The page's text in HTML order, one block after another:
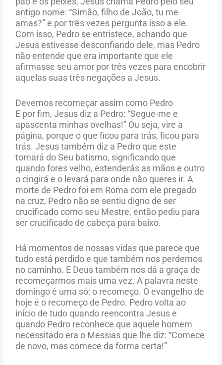
antigo nome: “Simão, filho de João, tu me
amas?” e por três vezes pergunta isso a ele.
Com isso, Pedro se entristece, achando que
Jesus estivesse desconfiando dele, mas Pedro
não entende que era importante que ele
afirmasse seu amor por três vezes para encobrir
aquelas suas três negações a Jesus.
Devemos recomeçar assim como Pedro
E por fim, Jesus diz a Pedro: “Segue-me e
apascenta minhas ovelhas!” Ou seja, vire a
página, porque o que ficou para trás, ficou para
trás. Jesus também diz a Pedro que este
tomará do Seu batismo, significando que
quando fores velho, estenderás as mãos e outro
o cingirá e o levará para onde não queres ir. A
morte de Pedro foi em Roma com ele pregado
na cruz, Pedro não se sentiu digno de ser
crucificado como seu Mestre, então pediu para
ser crucificado de cabeça para baixo.
Há momentos de nossas vidas que parece que
tudo está perdido e que também nos perdemos
no caminho. E Deus também nos dá a graça de
recomeçarmos mais uma vez. A palavra neste
domingo é uma só: o recomeço. O evangelho de
hoje é o recomeço de Pedro. Pedro volta ao
início de tudo quando reencontra Jesus e
quando Pedro reconhece que aquele homem
necessitado era o Messias que lhe diz: “Comece
de novo, mas comece da forma certa!”